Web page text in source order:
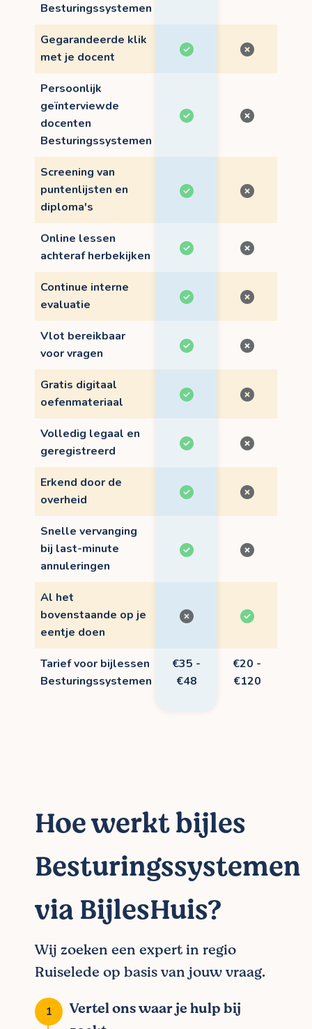
Besturingssystemen
Gegarandeerde klik
met je docent
Persoonlijk
geïnterviewde
docenten
Besturingssystemen
Screening van
puntenlijsten en
diploma's
Online lessen
achteraf herbekijken
Continue interne
evaluatie
Vlot bereikbaar
voor vragen
Gratis digitaal
oefenmateriaal
Volledig legaal en
geregistreerd
Erkend door de
overheid
Snelle vervanging
bij last-minute
annuleringen
Al het
bovenstaande op je
eentje doen
Tarief voor bijlessen
Besturingssystemen
€35 -
€48
€20 -
€120
Hoe werkt bijles
Besturingssystemen
via BijlesHuis?
Wij zoeken een expert in regio
Ruiselede op basis van jouw vraag.
Vertel ons waar je hulp bij